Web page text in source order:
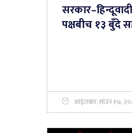
सरकार–हिन्दूवादी
पक्षबीच १३ बुँदे
आइतबार, साउन १७,